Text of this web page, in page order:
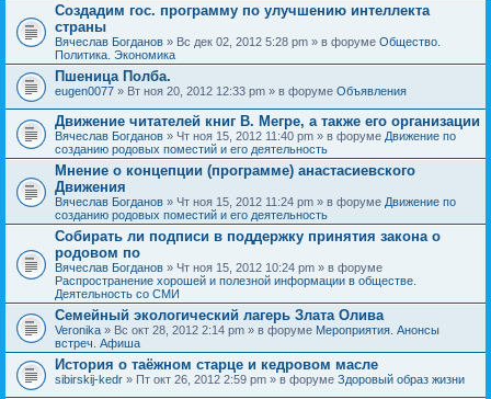
Создадим гос. программу по улучшению интеллекта
страны
Вячеслав Богданов » Вс дек 02, 2012 5:28 pm » в форуме Общество.
Политика. Экономика
Пшеница Полба.
eugen0077 » Вт ноя 20, 2012 12:33 pm » в форуме Объявления
Движение читателей книг В. Мегре, а также его организации
Вячеслав Богданов » Чт ноя 15, 2012 11:40 pm » в форуме Движение по
созданию родовых поместий и его деятельность
Мнение о концепции (программе) анастасиевского
Движения
Вячеслав Богданов » Чт ноя 15, 2012 11:24 pm » в форуме Движение по
созданию родовых поместий и его деятельность
Собирать ли подписи в поддержку принятия закона о
родовом по
Вячеслав Богданов » Чт ноя 15, 2012 10:24 pm » в форуме
Распространение хорошей и полезной информации в обществе.
Деятельность со СМИ
Семейный экологический лагерь Злата Олива
Veronika » Вс окт 28, 2012 2:14 pm » в форуме Мероприятия. Анонсы
встреч. Афиша
История о таёжном старце и кедровом масле
sibirskij-kedr » Пт окт 26, 2012 2:59 pm » в форуме Здоровый образ жизни